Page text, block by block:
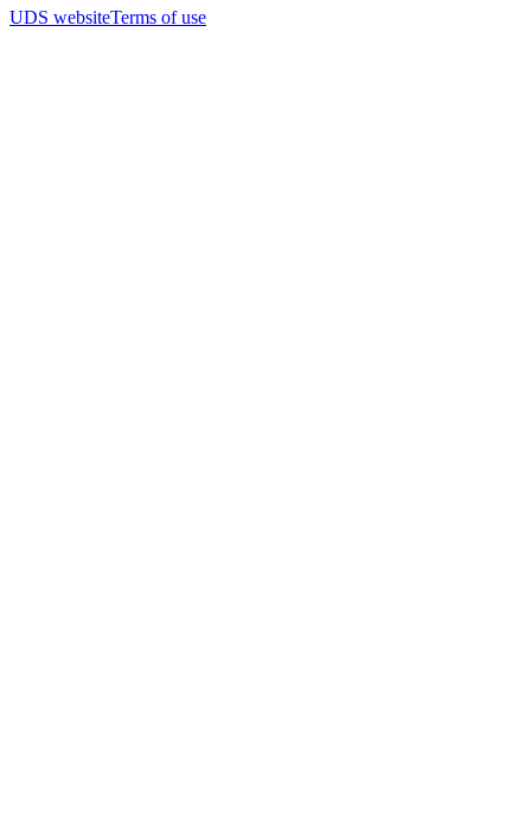
UDS websiteTerms of use